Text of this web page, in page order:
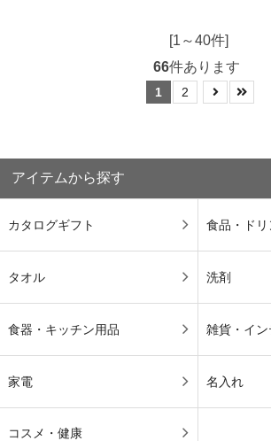
[1～40件]
66件あります
1 2
アイテムから探す
カタログギフト 食品・ド
タオル 洗剤
食器・キッチン用品 雑貨・イン
家電 名入れ
コスメ・健康